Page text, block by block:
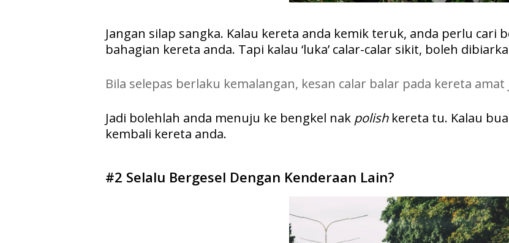
Jangan silap sangka. Kalau kereta anda kemik teruk, anda perlu cari
bahagian kereta anda. Tapi kalau ‘luka’ calar-calar sikit, boleh
Bila selepas berlaku kemalangan, kesan calar balar pada kereta
Jadi bolehlah anda menuju ke bengkel nak polishkereta tu. Kalau
kembali kereta anda.
#2 Selalu Bergesel Dengan Kenderaan Lain?